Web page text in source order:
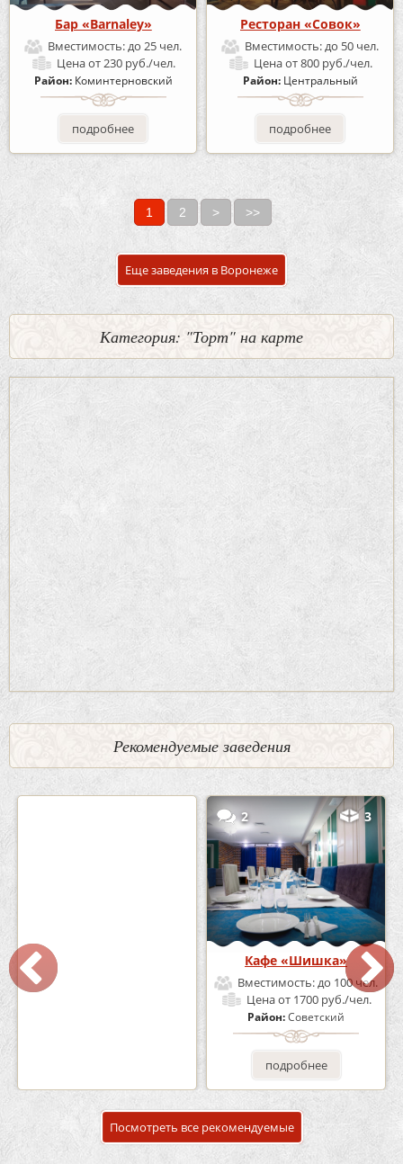
Бар «Barnaley»
Вместимость:до 25 чел.
Ценаот 230 руб./чел.
Район: Коминтерновский
подробнее
Ресторан «Совок»
Вместимость:до 50 чел.
Ценаот 800 руб./чел.
Район: Центральный
подробнее
Страницы 1 2 > >>
Еще заведения в Воронеже
Категория: "Торт" на карте
Рекомендуемые заведения
Кафе-Бар Бермуды
Вместимость:
2 3
Кафе «Шишка»
Вместимость:до 100 чел.
Ценаот 1700 руб./чел.
Район:Советский
подробнее
Посмотреть все рекомендуемые